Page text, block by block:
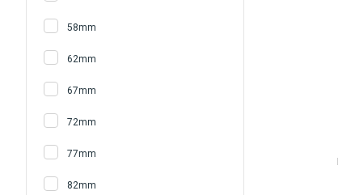
58mm
62mm
67mm
72mm
77mm
82mm